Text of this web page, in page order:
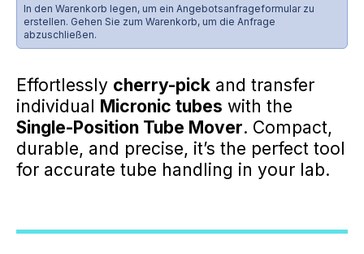
In den Warenkorb legen, um ein Angebotsanfrageformular zu
erstellen. Gehen Sie zum Warenkorb, um die Anfrage
abzuschließen.
Effortlessly cherry-pick and transfer
individual Micronic tubes with the
Single-Position Tube Mover. Compact,
durable, and precise, it’s the perfect tool
for accurate tube handling in your lab.